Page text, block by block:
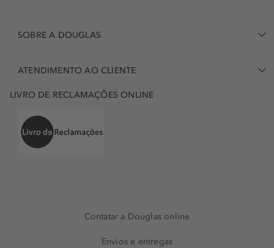
SOBRE A DOUGLAS
ATENDIMENTO AO CLIENTE
LIVRO DE RECLAMAÇÕES ONLINE
Contatar a Douglas online
Envios e entregas